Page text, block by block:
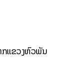
ກແຂວງຫົວພັນ